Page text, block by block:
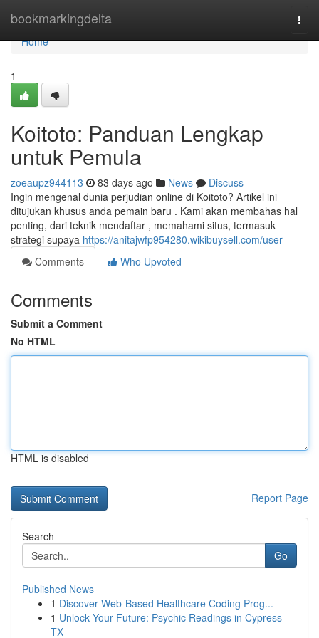
bookmarkingdelta
Home
Home
1
Koitoto: Panduan Lengkap
untuk Pemula
zoeaupz944113 83 days ago News
Discuss
Ingin mengenal dunia perjudian online di Koitoto? Artikel ini
ditujukan khusus anda pemain baru . Kami akan membahas hal
penting, dari teknik mendaftar , memahami situs, termasuk
strategi supaya https://anitajwfp954280.wikibuysell.com/user
Comments
Who Upvoted
Comments
Submit a Comment
No HTML
HTML is disabled
Report Page
Search
Go
Published News
1 Discover Web-Based Healthcare Coding Prog...
1 Unlock Your Future: Psychic Readings in Cypress
TX